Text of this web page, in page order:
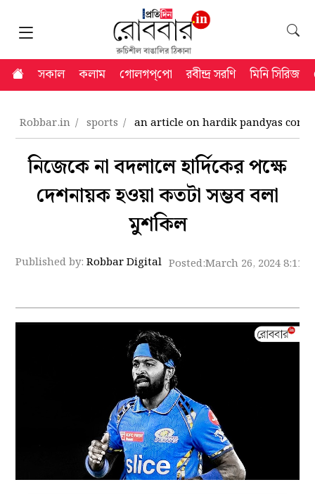
সকাল কলাম গোলগপ্‌পো রবীন্দ্র সরণি মিনি সিরিজ
Robbar.in sports an article on hardik pandyas
নিজেকে না বদলালে হার্দিকের পক্ষে
দেশনায়ক হওয়া কতটা সম্ভব বলা
মুশকিল
Published by:Robbar Digital Posted:March 26, 2024 8:11